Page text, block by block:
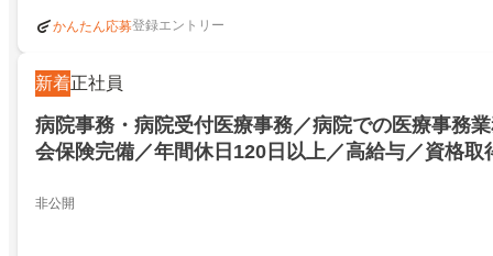
かんたん応募登録エントリー
新着正社員
病院事務・病院受付医療事務／病院での医療事務
会保険完備／年間休日120日以上／高給与／資格取
業務／駅チカ／社会保険完備／年間休日120日以上
非公開